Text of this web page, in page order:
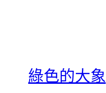
綠色的大象